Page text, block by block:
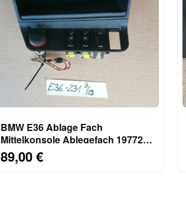
BMW E36 Ablage Fach
Mittelkonsole Ablegefach 1977231
+ Anzünder + ASC 1390806
89,00 €